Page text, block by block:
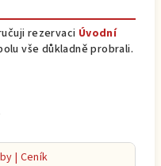
rezervaci Úvodní
vše důkladně probrali.
| Ceník